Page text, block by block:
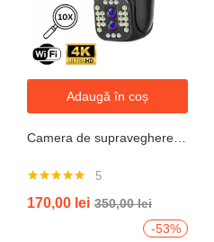
Adaugă în coș
5.00din 5
5
170,00 lei 350,00lei
-53%